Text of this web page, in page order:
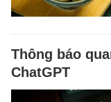
Thông báo
ChatGPT